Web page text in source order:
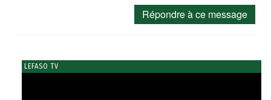
Répondre à ce message
LEFASO TV